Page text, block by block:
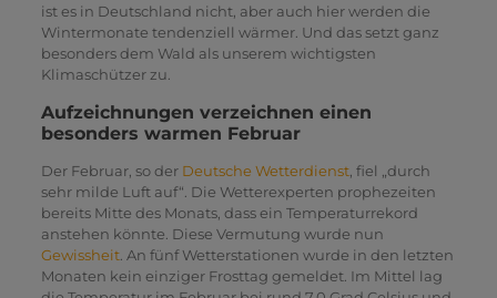
ist es in Deutschland nicht, aber auch hier werden die
Wintermonate tendenziell wärmer. Und das setzt ganz
besonders dem Wald als unserem wichtigsten
Klimaschützer zu.
Aufzeichnungen verzeichnen einen
besonders warmen Februar
Der Februar, so der Deutsche Wetterdienst, fiel „durch
sehr milde Luft auf“. Die Wetterexperten prophezeiten
bereits Mitte des Monats, dass ein Temperaturrekord
anstehen könnte. Diese Vermutung wurde nun
Gewissheit. An fünf Wetterstationen wurde in den letzten
Monaten kein einziger Frosttag gemeldet. Im Mittel lag